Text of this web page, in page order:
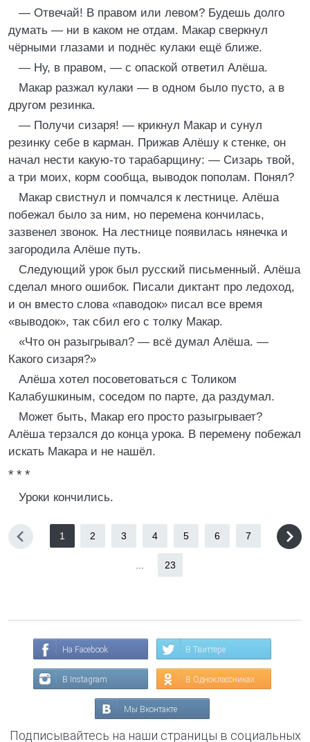
— Отвечай! В правом или левом? Будешь долго
думать — ни в каком не отдам. Макар сверкнул
чёрными глазами и поднёс кулаки ещё ближе.
— Ну, в правом, — с опаской ответил Алёша.
Макар разжал кулаки — в одном было пусто, а в
другом резинка.
— Получи сизаря! — крикнул Макар и сунул
резинку себе в карман. Прижав Алёшу к стенке, он
начал нести какую-то тарабарщину: — Сизарь твой,
а три моих, корм сообща, выводок пополам. Понял?
Макар свистнул и помчался к лестнице. Алёша
побежал было за ним, но перемена кончилась,
зазвенел звонок. На лестнице появилась нянечка и
загородила Алёше путь.
Следующий урок был русский письменный. Алёша
сделал много ошибок. Писали диктант про ледоход,
и он вместо слова «паводок» писал все время
«выводок», так сбил его с толку Макар.
«Что он разыгрывал? — всё думал Алёша. —
Какого сизаря?»
Алёша хотел посоветоваться с Толиком
Калабушкиным, соседом по парте, да раздумал.
Может быть, Макар его просто разыгрывает?
Алёша терзался до конца урока. В перемену побежал
искать Макара и не нашёл.
* * *
Уроки кончились.
1 2 3 4 5 6 7
23
На Facebook В Твиттере
В Instagram В Одноклассниках
Мы Вконтакте
Подписывайтесь на наши страницы в социальных